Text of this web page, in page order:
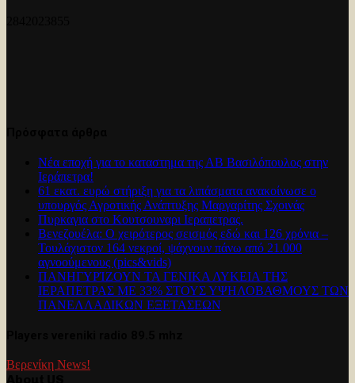
Νέα εποχή για το καταστημα της ΑΒ Βασιλόπουλος στην
Ιεράπετρα!
61 εκατ. ευρώ στήριξη για τα λιπάσματα ανακοίνωσε ο
υπουργός Αγροτικής Ανάπτυξης Μαργαρίτης Σχοινάς
Πυρκαγια στο Κουτσουναρι Ιεραπετρας.
Βενεζουέλα: Ο χειρότερος σεισμός εδώ και 126 χρόνια –
Τουλάχιστον 164 νεκροί, ψάχνουν πάνω από 21.000
αγνοούμενους (pics&vids)
ΠΑΝΗΓΥΡΊΖΟΥΝ ΤΑ ΓΕΝΙΚΑ ΛΥΚΕΙΑ ΤΗΣ
ΙΕΡΑΠΕΤΡΑΣ ΜΕ 33% ΣΤΟΥΣ ΥΨΗΛΟΒΑΘΜΟΥΣ ΤΩΝ
ΠΑΝΕΛΛΑΔΙΚΩΝ ΕΞΕΤΑΣΕΩΝ
Βερενίκη News!